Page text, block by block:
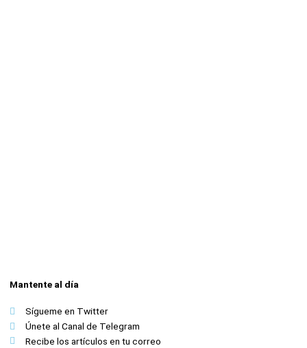
Mantente al día
Sígueme en Twitter
Únete al Canal de Telegram
Recibe los artículos en tu correo